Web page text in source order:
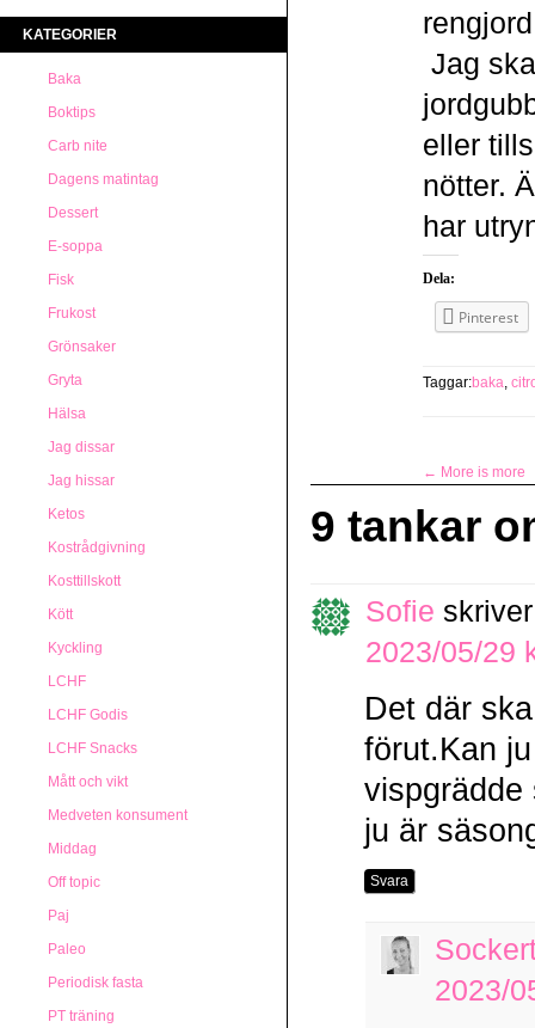
KATEGORIER
Baka
Boktips
Carb nite
Dagens matintag
Dessert
E-soppa
Fisk
Frukost
Grönsaker
Gryta
Hälsa
Jag dissar
Jag hissar
Ketos
Kostrådgivning
Kosttillskott
Kött
Kyckling
LCHF
LCHF Godis
LCHF Snacks
Mått och vikt
Medveten konsument
Middag
Off topic
Paj
Paleo
Periodisk fasta
PT träning
Jag
eller
nötter.
har
Dela:
Pinterest
Taggar:baka,
← More is more
9 tankar
Sofie
2023/05/29
Det där
förut.Kan
vispgrädde
ju är
Svara
2023/